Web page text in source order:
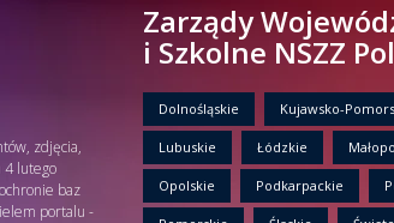
zdjęcia,
4 lutego
baz
portalu -
Zarządy
i Szkolne NSZZ
Dolnośląskie Kujawsko-
Lubuskie Łódzkie
Opolskie Podkarpackie